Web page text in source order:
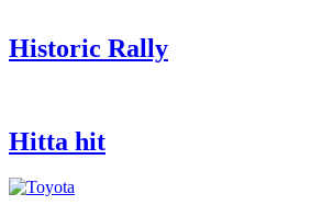
Historic Rally
Hitta hit